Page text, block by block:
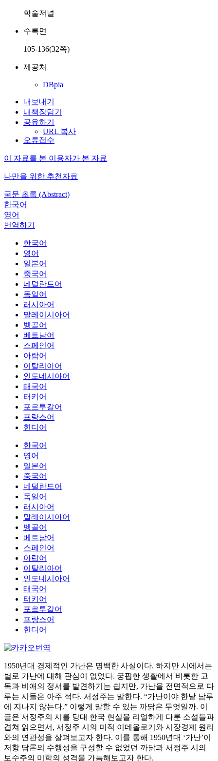
학술저널
수록면
105-136(32쪽)
제공처
DBpia
내보내기
내책장담기
공유하기
URL 복사
오류접수
이 자료를 본 이용자가 본 자료
나만을 위한 추천자료
국문 초록 (Abstract)
한국어
영어
번역하기
한국어
영어
일본어
중국어
네덜란드어
독일어
러시아어
말레이시아어
벵골어
베트남어
스페인어
아랍어
이탈리아어
인도네시아어
태국어
터키어
포르투갈어
프랑스어
힌디어
한국어
영어
일본어
중국어
네덜란드어
독일어
러시아어
말레이시아어
벵골어
베트남어
스페인어
아랍어
이탈리아어
인도네시아어
태국어
터키어
포르투갈어
프랑스어
힌디어
1950년대 경제적인 가난은 명백한 사실이다. 하지만 시에서는
별로 가난에 대해 관심이 없었다. 궁핍한 생활에서 비롯한 고
독과 비애의 정서를 발견하기는 쉽지만, 가난을 전면적으로 다
루는 시들은 아주 적다. 서정주는 말한다. “가난이야 한낱 남루
에 지나지 않는다.” 이렇게 말할 수 있는 까닭은 무엇일까. 이
글은 서정주의 시를 당대 한국 현실을 리얼하게 다룬 소설들과
겹쳐 읽으면서, 서정주 시의 미적 이데올로기와 시장경제 원리
와의 연관성을 살펴보고자 한다. 이를 통해 1950년대 ‘가난’이
저항 담론의 수행성을 구성할 수 없었던 까닭과 서정주 시의
보수주의 미학의 성격을 가늠해보고자 한다.